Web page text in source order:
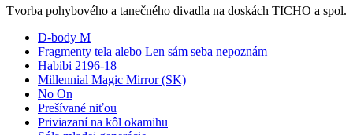
Tvorba pohybového a tanečného divadla na doskách TICHO a spol.
D-body M
Fragmenty tela alebo Len sám seba nepoznám
Habibi 2196-18
Millennial Magic Mirror (SK)
No On
Prešívané niťou
Priviazaní na kôl okamihu